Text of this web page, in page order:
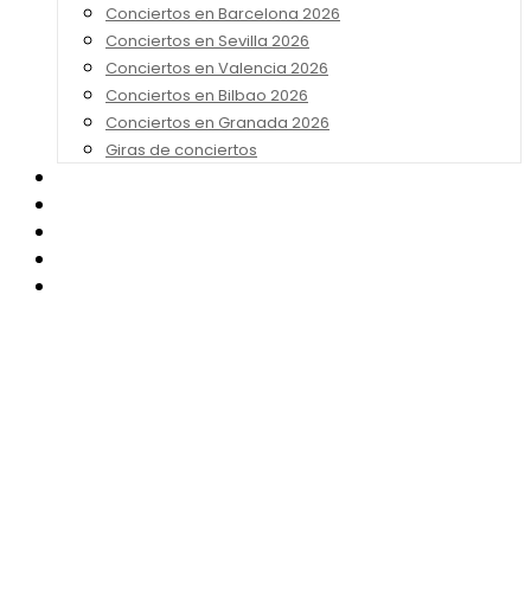
Conciertos en Barcelona 2026
Conciertos en Sevilla 2026
Conciertos en Valencia 2026
Conciertos en Bilbao 2026
Conciertos en Granada 2026
Giras de conciertos